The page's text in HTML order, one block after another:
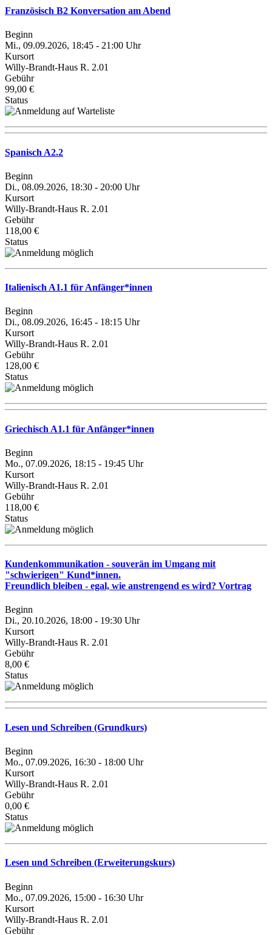
Französisch B2 Konversation am Abend
Beginn
Mi., 09.09.2026, 18:45 - 21:00 Uhr
Kursort
Willy-Brandt-Haus R. 2.01
Gebühr
99,00 €
Status
Spanisch A2.2
Beginn
Di., 08.09.2026, 18:30 - 20:00 Uhr
Kursort
Willy-Brandt-Haus R. 2.01
Gebühr
118,00 €
Status
Italienisch A1.1 für Anfänger*innen
Beginn
Di., 08.09.2026, 16:45 - 18:15 Uhr
Kursort
Willy-Brandt-Haus R. 2.01
Gebühr
128,00 €
Status
Griechisch A1.1 für Anfänger*innen
Beginn
Mo., 07.09.2026, 18:15 - 19:45 Uhr
Kursort
Willy-Brandt-Haus R. 2.01
Gebühr
118,00 €
Status
Kundenkommunikation - souverän im Umgang mit
"schwierigen" Kund*innen.
Freundlich bleiben - egal, wie anstrengend es wird? Vortrag
Beginn
Di., 20.10.2026, 18:00 - 19:30 Uhr
Kursort
Willy-Brandt-Haus R. 2.01
Gebühr
8,00 €
Status
Lesen und Schreiben (Grundkurs)
Beginn
Mo., 07.09.2026, 16:30 - 18:00 Uhr
Kursort
Willy-Brandt-Haus R. 2.01
Gebühr
0,00 €
Status
Lesen und Schreiben (Erweiterungskurs)
Beginn
Mo., 07.09.2026, 15:00 - 16:30 Uhr
Kursort
Willy-Brandt-Haus R. 2.01
Gebühr